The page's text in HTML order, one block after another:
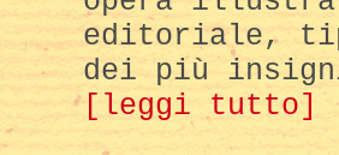
editoriale,
dei più
[leggi tutto]